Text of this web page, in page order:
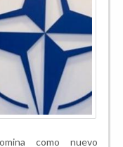
como nuevo